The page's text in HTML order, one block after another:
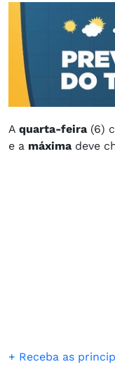
A quarta-feira (6)
e a máxima deve
+ Receba as